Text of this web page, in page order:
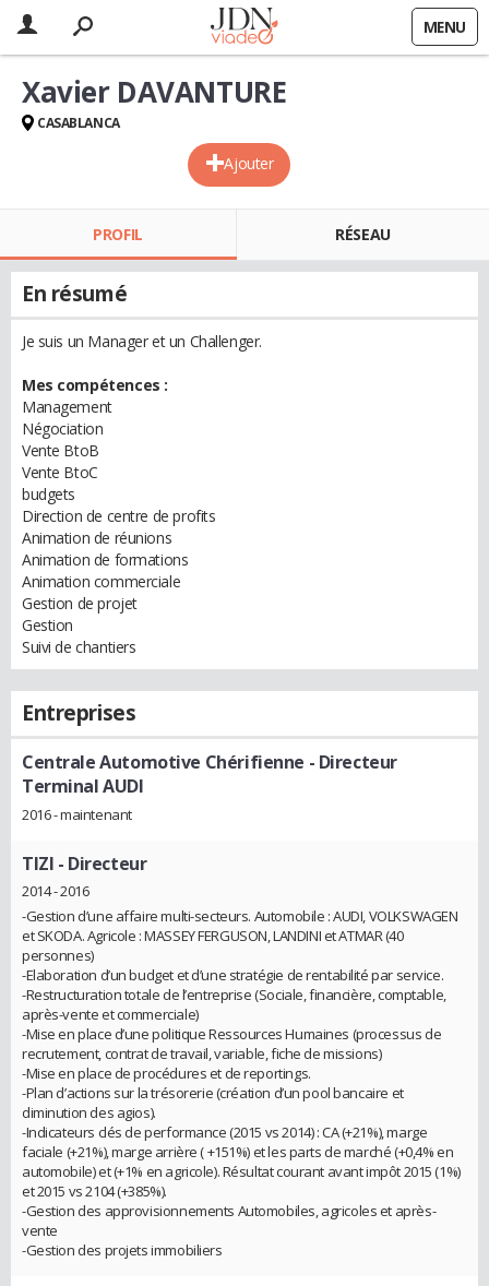
MENU
Ajouter
Xavier DAVANTURE
CASABLANCA
PROFIL RÉSEAU
En résumé
Je suis un Manager et un Challenger.
Mes compétences :
Management
Négociation
Vente BtoB
Vente BtoC
budgets
Direction de centre de profits
Animation de réunions
Animation de formations
Animation commerciale
Gestion de projet
Gestion
Suivi de chantiers
Entreprises
Centrale Automotive Chérifienne - Directeur
Terminal AUDI
2016 - maintenant
TIZI - Directeur
2014 - 2016
-Gestion d’une affaire multi-secteurs. Automobile : AUDI, VOLKSWAGEN
et SKODA. Agricole : MASSEY FERGUSON, LANDINI et ATMAR (40
personnes)
-Elaboration d’un budget et d’une stratégie de rentabilité par service.
-Restructuration totale de l’entreprise (Sociale, financière, comptable,
après-vente et commerciale)
-Mise en place d’une politique Ressources Humaines (processus de
recrutement, contrat de travail, variable, fiche de missions)
-Mise en place de procédures et de reportings.
-Plan d’actions sur la trésorerie (création d’un pool bancaire et
diminution des agios).
-Indicateurs clés de performance (2015 vs 2014) : CA (+21%), marge
faciale (+21%), marge arrière ( +151%) et les parts de marché (+0,4% en
automobile) et (+1% en agricole). Résultat courant avant impôt 2015 (1%)
et 2015 vs 2104 (+385%).
-Gestion des approvisionnements Automobiles, agricoles et après-
vente
-Gestion des projets immobiliers